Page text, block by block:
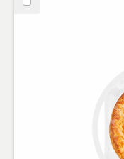
Välj